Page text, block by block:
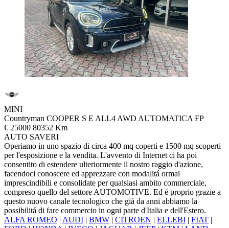
MINI
Countryman COOPER S E ALL4 AWD AUTOMATICA FP
€ 25000 80352 Km
AUTO SAVERI
Operiamo in uno spazio di circa 400 mq coperti e 1500 mq scoperti
per l'esposizione e la vendita. L'avvento di Internet ci ha poi
consentito di estendere ulteriormente il nostro raggio d'azione,
facendoci conoscere ed apprezzare con modalitá ormai
imprescindibili e consolidate per qualsiasi ambito commerciale,
compreso quello del settore AUTOMOTIVE. Ed é proprio grazie a
questo nuovo canale tecnologico che giá da anni abbiamo la
possibilitá di fare commercio in ogni parte d'Italia e dell'Estero.
ALFA ROMEO | AUDI | BMW | CITROEN | ELLEBI | FIAT |